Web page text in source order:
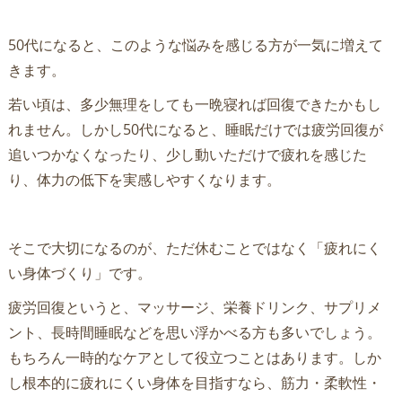
50代になると、このような悩みを感じる方が一気に増えて
きます。
若い頃は、多少無理をしても一晩寝れば回復できたかもし
れません。しかし50代になると、睡眠だけでは疲労回復が
追いつかなくなったり、少し動いただけで疲れを感じた
り、体力の低下を実感しやすくなります。
そこで大切になるのが、ただ休むことではなく「疲れにく
い身体づくり」です。
疲労回復というと、マッサージ、栄養ドリンク、サプリメ
ント、長時間睡眠などを思い浮かべる方も多いでしょう。
もちろん一時的なケアとして役立つことはあります。しか
し根本的に疲れにくい身体を目指すなら、筋力・柔軟性・